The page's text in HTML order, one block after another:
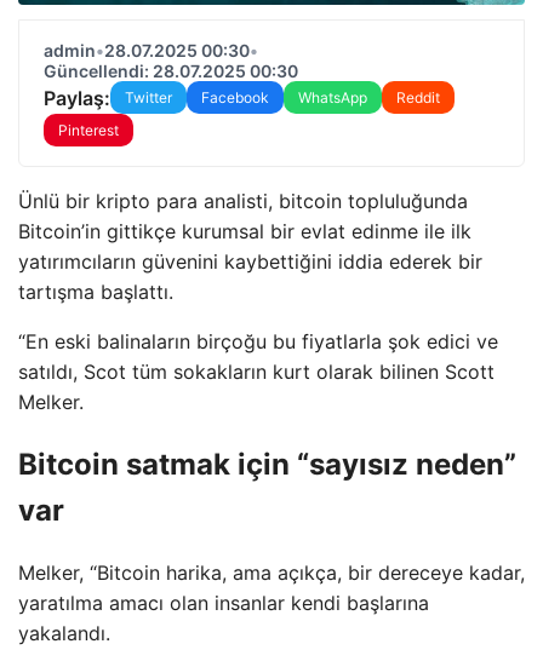
admin•28.07.2025 00:30•
Güncellendi: 28.07.2025 00:30
Paylaş: Twitter Facebook WhatsApp
Reddit
Pinterest
Ünlü bir kripto para analisti, bitcoin topluluğunda
Bitcoin’in gittikçe kurumsal bir evlat edinme ile ilk
yatırımcıların güvenini kaybettiğini iddia ederek bir
tartışma başlattı.
“En eski balinaların birçoğu bu fiyatlarla şok edici ve
satıldı, Scot tüm sokakların kurt olarak bilinen Scott
Melker.
Bitcoin satmak için “sayısız neden”
var
Melker, “Bitcoin harika, ama açıkça, bir dereceye kadar,
yaratılma amacı olan insanlar kendi başlarına
yakalandı.